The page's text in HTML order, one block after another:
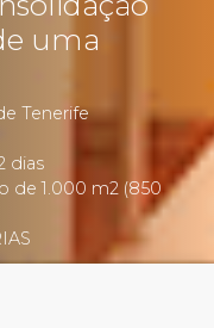
uma
Tenerife
dias
de 1.000 m2 (850